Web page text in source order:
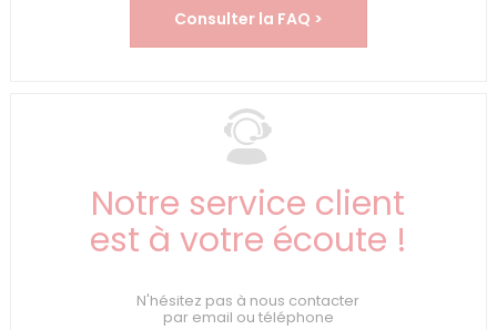
Consulter la FAQ >
Notre service client
est à votre écoute !
N'hésitez pas à nous contacter
par email ou téléphone